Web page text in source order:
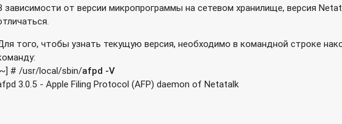
не освобождается место?
работать после закрытия терминала?
хранилищу Qnap?
USB Wi-FI адаптер?
зависимости от версии микропрограммы на сетевом хранилище, версия
того, чтобы узнать текущую версия, необходимо в командной строке
# /usr/local/sbin/afpd -V
3.0.5 - Apple Filing Protocol (AFP) daemon of Netatalk